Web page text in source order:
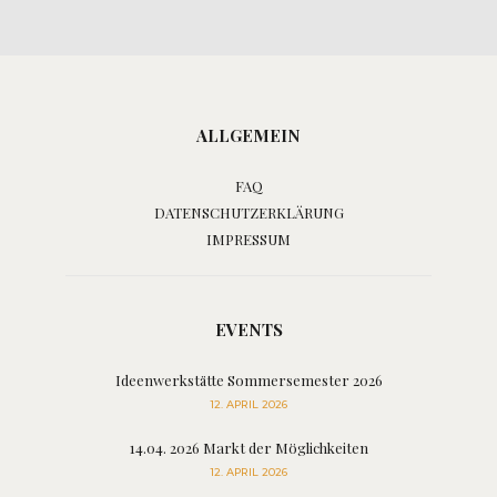
ALLGEMEIN
FAQ
DATENSCHUTZERKLÄRUNG
IMPRESSUM
EVENTS
Ideenwerkstätte Sommersemester 2026
12. APRIL 2026
14.04. 2026 Markt der Möglichkeiten
12. APRIL 2026